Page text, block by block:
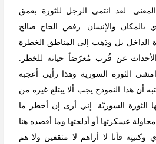
لقد انتمى الرجل للثورة بعمق
والإنسان. رفض الحاج صالح
الداخل بل وذهب إلى المناطق الخطرة
عن قُرب مُعرّضاً حياته للخطر.
الثورة السورية وهذا رأيي أعجبه
أن هذا النموذج يجب ألا يبتلع غيره من
الثورة السوريّة. إني أرى إن أخطر ما
عسكرتها أو أدلجتها وما أقصده هنا
وكتبتِه فأنا لا أراهم لا مثقفين ولا هم